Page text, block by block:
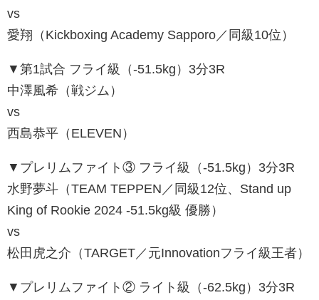
vs
愛翔（Kickboxing Academy Sapporo／同級10位）
▼第1試合 フライ級（-51.5kg）3分3R
中澤風希（戦ジム）
vs
西島恭平（ELEVEN）
▼プレリムファイト③ フライ級（-51.5kg）3分3R
水野夢斗（TEAM TEPPEN／同級12位、Stand up
King of Rookie 2024 -51.5kg級 優勝）
vs
松田虎之介（TARGET／元Innovationフライ級王者）
▼プレリムファイト② ライト級（-62.5kg）3分3R